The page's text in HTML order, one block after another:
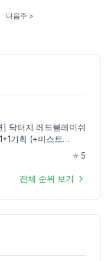
다음주 >
닥터지 레드블레미쉬
기획 (+미스트
⭐ 5
전체 순위 보기